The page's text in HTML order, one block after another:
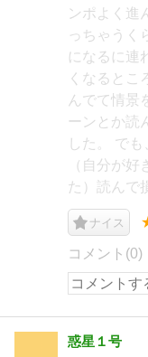
ンポよく進
っちゃうく
になるに連
くなるとこ
んでて情景
ーンとか読
した。 で
（自分が
た）読んで
ナイス
コメント(0)
惑星１号